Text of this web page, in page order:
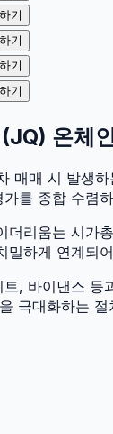
기
기
기
기
(JQ) 온체
매매 시 발생
를 종합 수렴
더리움는 시가
밀하게 연계
, 바이낸스
극대화하는